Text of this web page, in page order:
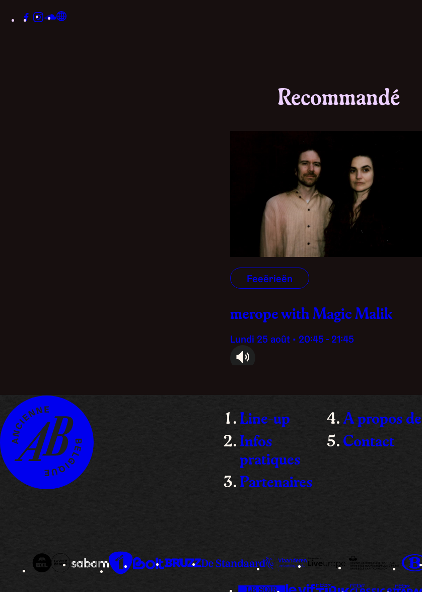
Recommandé
Feeërieën
merope with Magic Malik
lundi 25 août • 20:45 - 21:45
audioplayer.listen
Line-up
Infos
pratiques
Partenaires
À propos de
Contact